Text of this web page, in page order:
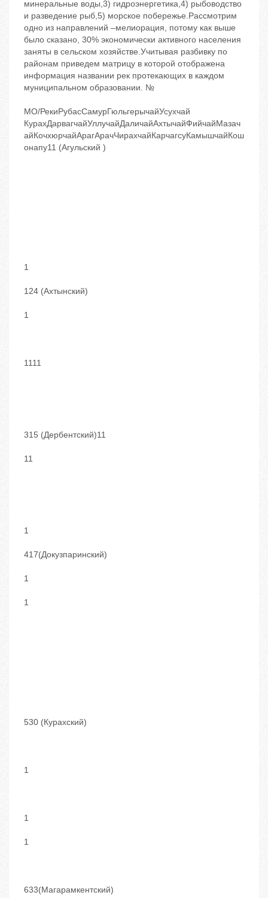
минеральные воды,3) гидроэнергетика,4) рыбоводство
и разведение рыб,5) морское побережье.Рассмотрим
одно из направлений –мелиорация, потому как выше
было сказано, 30% экономически активного населения
заняты в сельском хозяйстве.Учитывая разбивку по
районам приведем матрицу в которой отображена
информация названии рек протекающих в каждом
муниципальном образовании. №
МО/РекиРубасСамурГюльгерычайУсухчай
КурахДарвагчайУллучайДаличайАхтычайФийчайМазач
айКочхюрчайАрагАрачЧирахчайКарчагсуКамышчайКош
онапу11 (Агульский )
1
124 (Ахтынский)
1
1111
315 (Дербентский)11
11
1
417(Докузпаринский)
1
1
530 (Курахский)
1
1
1
633(Магарамкентский)